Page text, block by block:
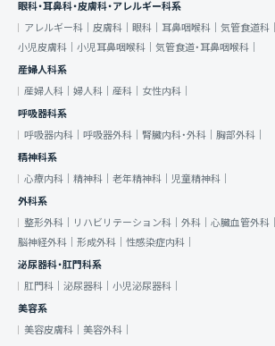
眼科・耳鼻科・皮膚科・アレルギー科系
アレルギー科｜ 皮膚科｜ 眼科｜ 耳鼻咽喉科｜ 気管食道科｜
小児皮膚科｜ 小児耳鼻咽喉科｜ 気管食道・耳鼻咽喉科｜
産婦人科系
産婦人科｜ 婦人科｜ 産科｜ 女性内科｜
呼吸器科系
呼吸器内科｜ 呼吸器外科｜ 腎臓内科・外科｜ 胸部外科｜
精神科系
心療内科｜ 精神科｜ 老年精神科｜ 児童精神科｜
外科系
整形外科｜
リハビリテーション科｜ 外科｜ 心臓血管外科｜
脳神経外科｜ 形成外科｜ 性感染症内科｜
泌尿器科・肛門科系
肛門科｜ 泌尿器科｜ 小児泌尿器科｜
美容系
美容皮膚科｜ 美容外科｜